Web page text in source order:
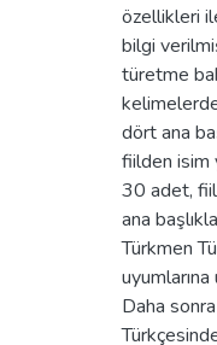
özellikleri
bilgi
türetme
dört ana
fiilden isim
30 adet,
ana
Türkmen
Daha